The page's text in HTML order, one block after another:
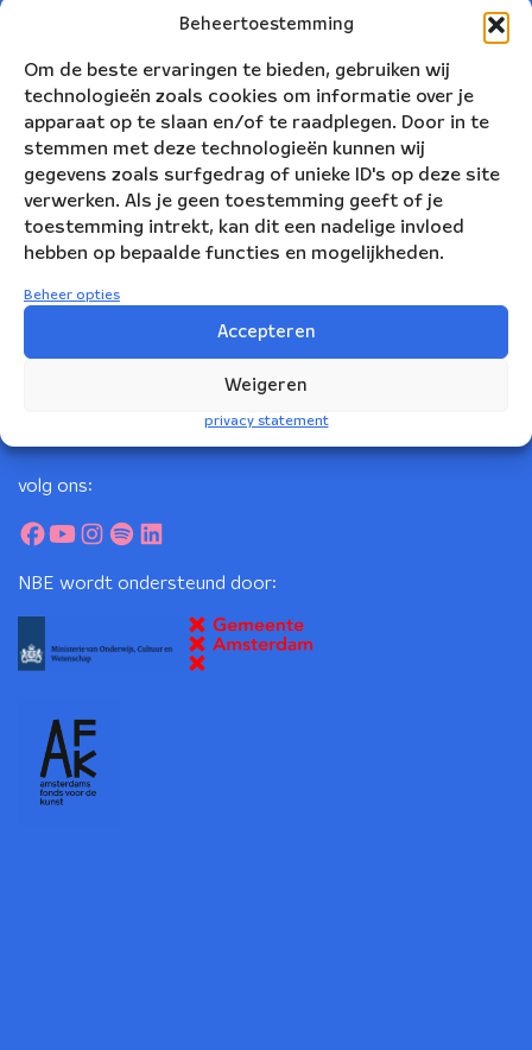
Beheertoestemming
Om de beste ervaringen te bieden, gebruiken wij
technologieën zoals cookies om informatie over je
apparaat op te slaan en/of te raadplegen. Door in te
stemmen met deze technologieën kunnen wij
gegevens zoals surfgedrag of unieke ID's op deze site
verwerken. Als je geen toestemming geeft of je
toestemming intrekt, kan dit een nadelige invloed
hebben op bepaalde functies en mogelijkheden.
Beheer opties
Accepteren
Weigeren
privacy statement
Nederlands Blazers Ensemble
Korte Leidsedwarsstraat 12
volg ons:
NBE wordt ondersteund door: